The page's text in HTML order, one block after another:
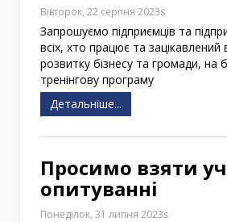
Вівторок, 22 серпня 2023s
Запрошуємо підприємців та
всіх, хто працює та зацікавлений
розвитку бізнесу та громади, на
тренінгову програму
Детальніше...
Просимо взяти
опитуванні
Понеділок, 31 липня 2023s